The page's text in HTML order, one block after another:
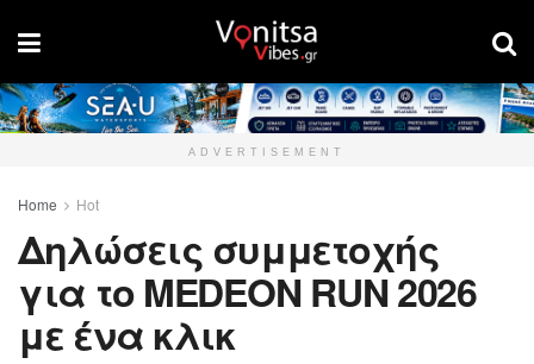
ADVERTISEMENT
Home Hot
Δηλώσεις συμμετοχής
για το MEDEON RUN 2026
με ένα κλικ